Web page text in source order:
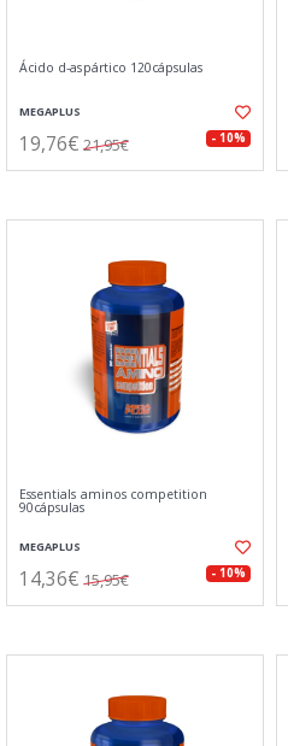
Ácido d-aspártico 120cápsulas
MEGAPLUS
19,76€ 21,95€ - 10%
Essentials aminos competition
90cápsulas
MEGAPLUS
14,36€ 15,95€ - 10%